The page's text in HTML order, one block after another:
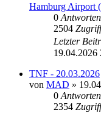
Hamburg Airport
0 Antworten
2504
Letzter
19.04.2026
TNF - 20.03.2026
von MAD »
0 Antworten
2354